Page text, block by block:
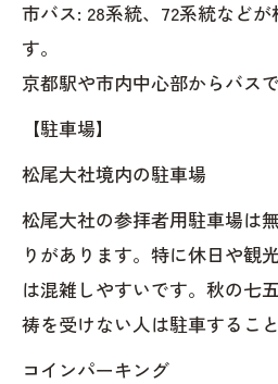
市バス: 28系統、72系統など
す。
京都駅や市内中心部からバス
【駐車場】
松尾大社境内の駐車場
松尾大社の参拝者用駐車場は
りがあります。特に休日や観
は混雑しやすいです。秋の七
祷を受けない人は駐車するこ
コインパーキング